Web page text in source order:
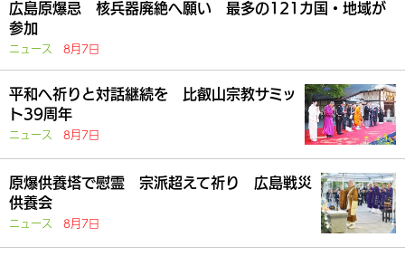
広島原爆忌 核兵器廃絶へ願い 最多の121カ国・地域が
参加
ニュース 8月7日
平和へ祈りと対話継続を 比叡山宗教サミッ
ト39周年
ニュース 8月7日
原爆供養塔で慰霊 宗派超えて祈り 広島戦災
供養会
ニュース 8月7日